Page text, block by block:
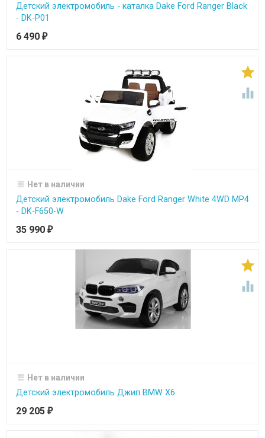
Детский электромобиль - каталка Dake Ford Ranger Black
- DK-P01
6 490 ₽


Нет в наличии
Детский электромобиль Dake Ford Ranger White 4WD MP4
- DK-F650-W
35 990 ₽


Нет в наличии
Детский электромобиль Джип BMW X6
29 205 ₽